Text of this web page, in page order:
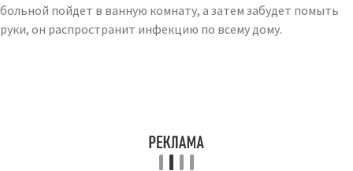
больной пойдет в ванную комнату, а затем забудет помыть
руки, он распространит инфекцию по всему дому.